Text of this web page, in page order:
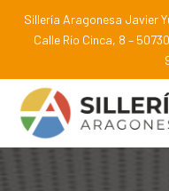
Sillería Aragonesa Javier
Calle Río Cinca, 8 –